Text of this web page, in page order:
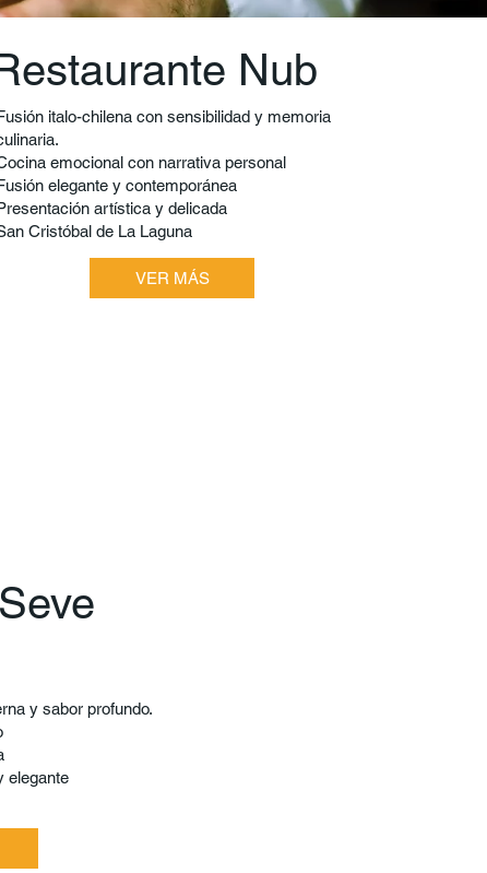
Nub
italo-chilena con sensibilidad y memoria
emocional con narrativa personal
elegante y contemporánea
artística y delicada
Cristóbal de La Laguna
VER MÁS
y sabor profundo.
elegante